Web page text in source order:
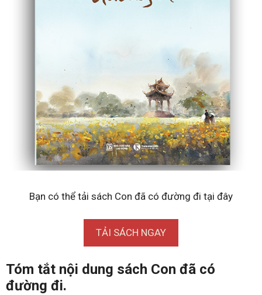
Bạn có thể tải sách Con đã có đường đi tại đây
TẢI SÁCH NGAY
Tóm tắt nội dung sách Con đã có
đường đi.